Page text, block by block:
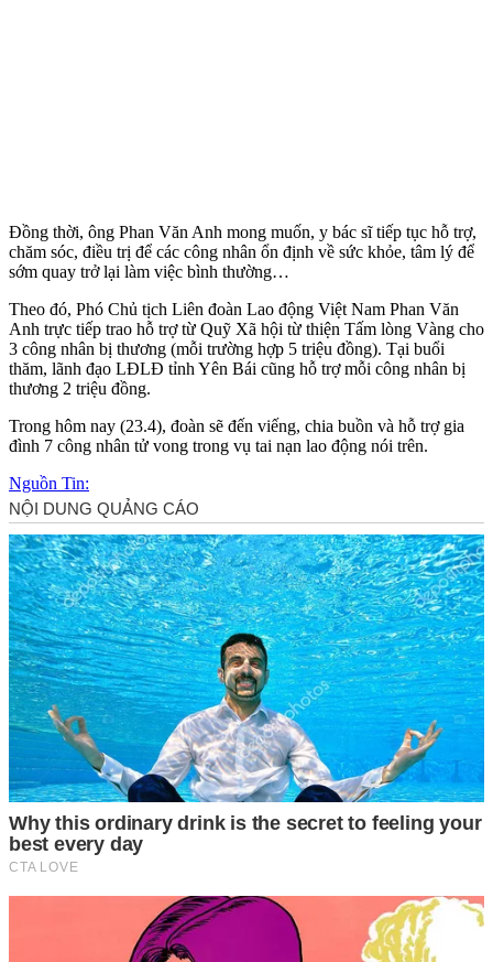
Đồng thời, ông Phan Văn Anh mong muốn, y bác sĩ tiếp tục hỗ trợ,
chăm sóc, điều trị để các công nhân ổn định về sức khỏe, tâm lý để
sớm quay trở lại làm việc bình thường…
Theo đó, Phó Chủ tịch Liên đoàn Lao động Việt Nam Phan Văn
Anh trực tiếp trao hỗ trợ từ Quỹ Xã hội từ thiện Tấm lòng Vàng cho
3 công nhân bị thương (mỗi trường hợp 5 triệu đồng). Tại buổi
thăm, lãnh đạo LĐLĐ tỉnh Yên Bái cũng hỗ trợ mỗi công nhân bị
thương 2 triệu đồng.
Trong hôm nay (23.4), đoàn sẽ đến viếng, chia buồn và hỗ trợ gia
đình 7 công nhân t‌ử von‌g trong vụ tai nạn lao động nói trên.
Nguồn Tin: